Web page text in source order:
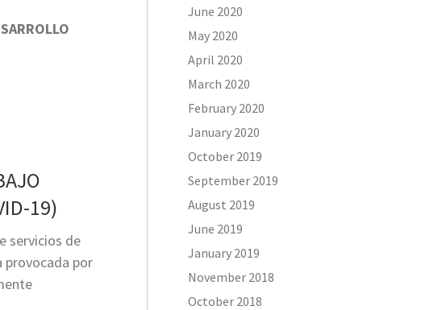
19)
servicios de
provocada por
June 2020
May 2020
April 2020
March 2020
February 2020
January 2020
October 2019
September 2019
August 2019
June 2019
January 2019
November 2018
October 2018